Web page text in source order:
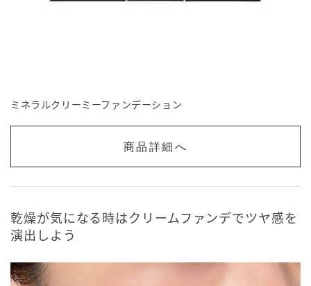
ミネラルクリーミーファンデーション
商品詳細へ
乾燥が気になる時はクリームファンデでツヤ感を
演出しよう